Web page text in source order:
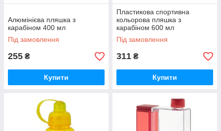
Алюмінієва пляшка з
карабіном 400 мл
Під замовлення
255 ₴
Купити
Пластикова спортивна
кольорова пляшка з
карабіном 600 мл
Під замовлення
311 ₴
Купити